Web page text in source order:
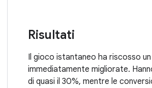
Risultati
Il gioco istantaneo ha riscosso
immediatamente migliorate.
di quasi il 30%, mentre le